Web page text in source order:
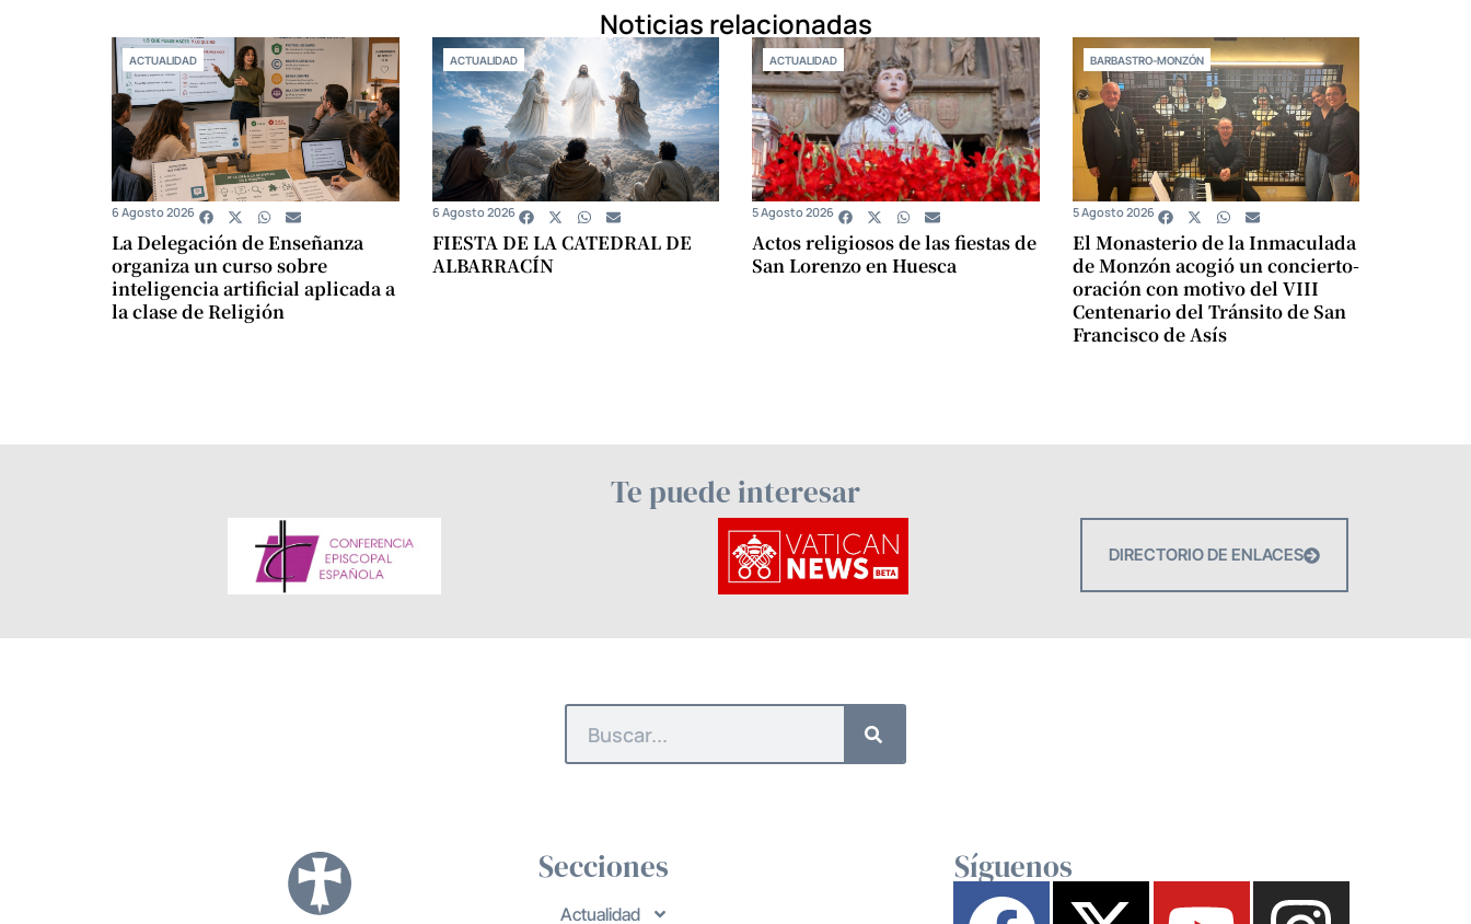
Noticias relacionadas
ACTUALIDAD
La Delegación de Enseñanza
organiza un curso sobre
inteligencia artificial aplicada a
la clase de Religión
6 Agosto 2026
ACTUALIDAD
FIESTA DE LA CATEDRAL DE
ALBARRACÍN
6 Agosto 2026
ACTUALIDAD
Actos religiosos de las fiestas de
San Lorenzo en Huesca
5 Agosto 2026
BARBASTRO-MONZÓN
El Monasterio de la Inmaculada
de Monzón acogió un concierto-
oración con motivo del VIII
Centenario del Tránsito de San
Francisco de Asís
5 Agosto 2026
Te puede interesar
DIRECTORIO DE ENLACES
Secciones
Actualidad
Síguenos